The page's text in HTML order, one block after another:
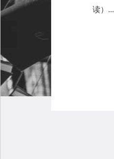
读）...